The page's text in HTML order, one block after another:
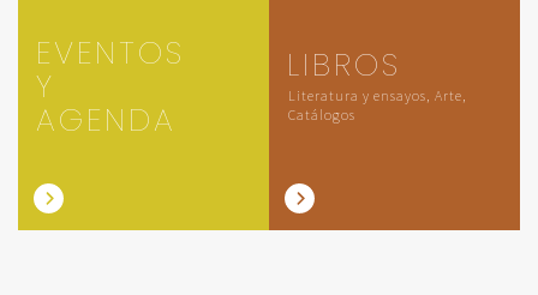
EVENTOS
Y
AGENDA
LIBROS
Literatura y ensayos, Arte,
Catálogos